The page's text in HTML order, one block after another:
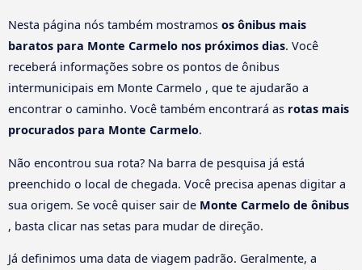
Nesta página nós também mostramos os ônibus mais
baratos para Monte Carmelo nos próximos dias. Você
receberá informações sobre os pontos de ônibus
intermunicipais em Monte Carmelo , que te ajudarão a
encontrar o caminho. Você também encontrará as rotas mais
procurados para Monte Carmelo.
Não encontrou sua rota? Na barra de pesquisa já está
preenchido o local de chegada. Você precisa apenas digitar a
sua origem. Se você quiser sair de Monte Carmelo de ônibus
, basta clicar nas setas para mudar de direção.
Já definimos uma data de viagem padrão. Geralmente, a